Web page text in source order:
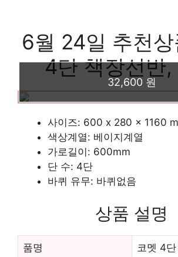
6월 24일 추천상
4단 책장선반,
32,600 원
사이즈: 600 x 280 x 1160
색상계열: 베이지계열
가로길이: 600mm
단 수: 4단
바퀴 유무: 바퀴없음
상품 설명
품명 코멧 4